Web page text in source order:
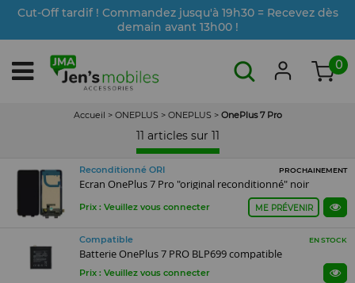
Cut-Off tardif ! Commandez jusqu'à 19h30 = Recevez dès
demain avant 13h00 !
0
Accueil > ONEPLUS > ONEPLUS > OnePlus 7 Pro
11 articles sur 11
Reconditionné ORI PROCHAINEMENT
Ecran OnePlus 7 Pro "original reconditionné" noir
Prix : Veuillez vous connecter ME PRÉVENIR
Compatible EN STOCK
Batterie OnePlus 7 PRO BLP699 compatible
Prix : Veuillez vous connecter